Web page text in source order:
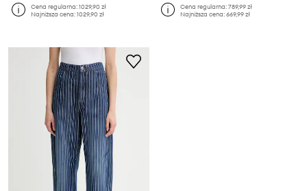
Cena regularna:1029,90 zł
Najniższa cena:1029,90 zł
Cena regularna:789,99 zł
Najniższa cena:669,99 zł